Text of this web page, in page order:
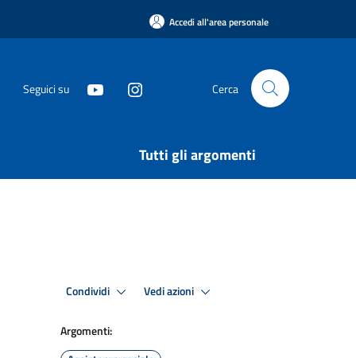
Accedi all'area personale
Seguici su Cerca
Tutti gli argomenti
Condividi Vedi azioni
Argomenti: